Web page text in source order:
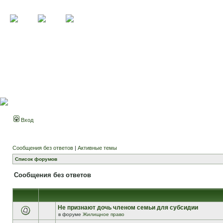
Вход
Сообщения без ответов | Активные темы
Список форумов
Сообщения без ответов
Не признают дочь членом семьи для субсидии
в форуме Жилищное право